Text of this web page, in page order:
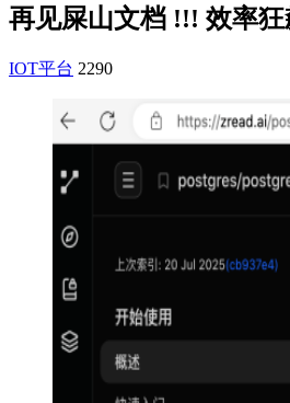
再见屎山文档 !!! 效率
IOT平台 2290